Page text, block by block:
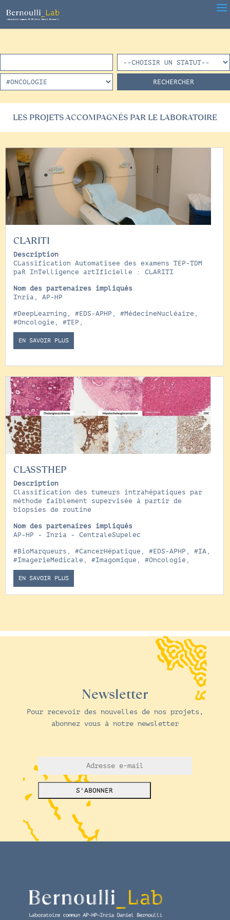
LES PROJETS ACCOMPAGNÉS PAR LE LABORATOIRE
CLARITI
Description
CLassification Automatisee des examens TEP-TDM
paR InTelligence artIficielle : CLARITI
Nom des partenaires impliqués
Inria, AP-HP
#DeepLearning , #EDS-APHP , #MédecineNucléaire ,
#Oncologie , #TEP ,
EN SAVOIR PLUS
CLASSTHEP
Description
Classification des tumeurs intrahépatiques par
méthode faiblement supervisée à partir de
biopsies de routine
Nom des partenaires impliqués
AP-HP - Inria - CentraleSupelec
#BioMarqueurs , #CancerHépatique , #EDS-APHP , #IA ,
#ImagerieMedicale , #Imagomique , #Oncologie ,
EN SAVOIR PLUS
Newsletter
Pour recevoir des nouvelles de nos projets,
abonnez vous à notre newsletter